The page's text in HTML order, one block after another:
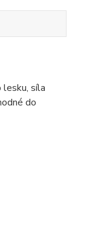
síla
do